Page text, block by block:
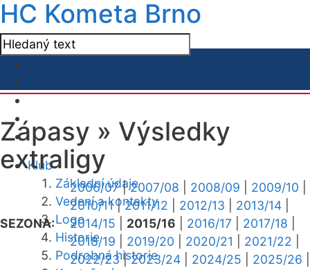
HC Kometa Brno
Klub
Základní údaje
Vedení a kontakty
Logo
Historie
Podrobná historie
Zápasy » Výsledky
extraligy
SEZONA:
2006/07|2007/08 2008/09 2009/10
2010/11|2011/12 2012/13 2013/14
2014/15
2015/16 2016/17 2017/18
2018/19
2019/20 2020/21 2021/22
2022/23|2023/24 2024/25 2025/26